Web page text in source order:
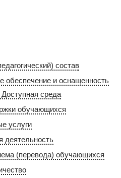
состав
обеспечение и оснащенность
среда
обучающихся
услуги
деятельность
(перевода) обучающихся